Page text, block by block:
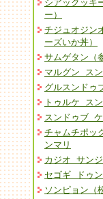
シアックッキ
ー）
チジュオジン
ーズいか丼）
サムゲタン（
マルグン ス
グルスンドゥ
トゥルケ ス
スンドゥブ
チャムチポッ
ンマリ
カジオ サン
セゴギ ドゥ
ソンピョン（